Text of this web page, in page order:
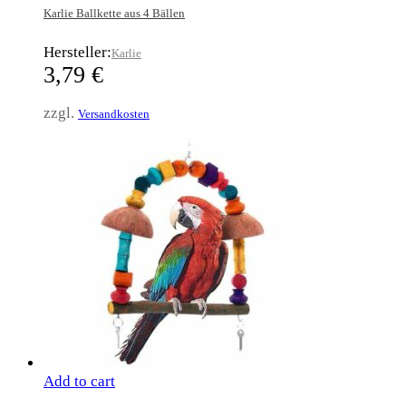
Karlie Ballkette aus 4 Bällen
Hersteller:Karlie
3,79 €
zzgl. Versandkosten
Add to cart